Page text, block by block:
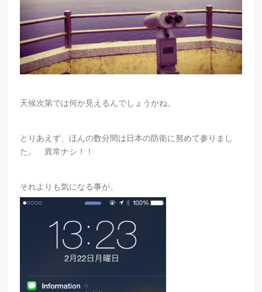
天候次第では何か見えるんでしょうかね。
とりあえず、ほんの数分間は日本の防衛に努めて参りまし
た。 異常ナシ！！
それよりも気になる事が。